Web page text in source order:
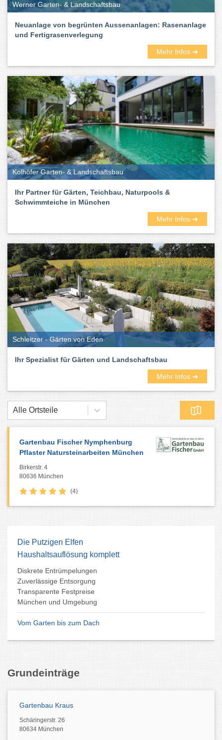
Werner Garten- & Landschaftsbau
Neuanlage von begrünten Aussenanlagen: Rasenanlage
und Fertigrasenverlegung
Mehr Infos ➜
Kolhöfer Garten- & Landschaftsbau
Ihr Partner für Gärten, Teichbau, Naturpools &
Schwimmteiche in München
Mehr Infos ➜
Schleitzer - Gärten von Eden
Ihr Spezialist für Gärten und Landschaftsbau
Mehr Infos ➜
Alle Ortsteile
Gartenbau Fischer Nymphenburg
Pflaster Natursteinarbeiten München
Birkerstr. 4
80636 München
(4)
Die Putzigen Elfen
Haushaltsauflösung komplett
Diskrete Entrümpelungen
Zuverlässige Entsorgung
Transparente Festpreise
München und Umgebung
Vom Garten bis zum Dach
Grundeinträge
Gartenbau Kraus
Schäringerstr. 26
80634 München